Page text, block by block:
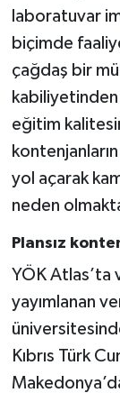
laboratuvar
biçimde
çağdaş bir
kabiliyetinden
eğitim
yol açarak
neden
Plansız
YÖK Atlas’ta
yayımlanan
Kıbrıs Türk